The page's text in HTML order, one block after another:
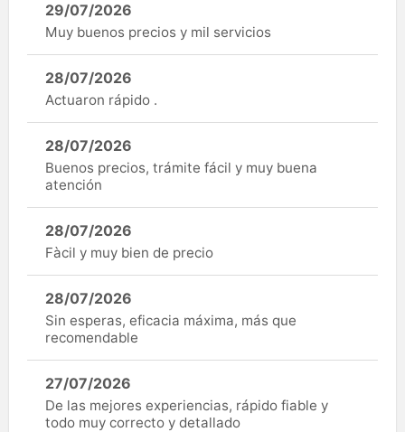
29/07/2026
Muy buenos precios y mil servicios
28/07/2026
Actuaron rápido .
28/07/2026
Buenos precios, trámite fácil y muy buena
atención
28/07/2026
Fàcil y muy bien de precio
28/07/2026
Sin esperas, eficacia máxima, más que
recomendable
27/07/2026
De las mejores experiencias, rápido fiable y
todo muy correcto y detallado